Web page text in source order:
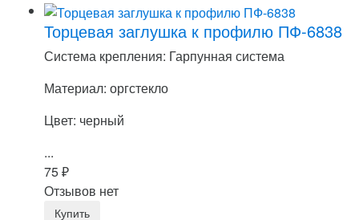
Торцевая заглушка к профилю ПФ-6838
Система крепления: Гарпунная система
Материал: оргстекло
Цвет: черный
...
75₽
Отзывов нет